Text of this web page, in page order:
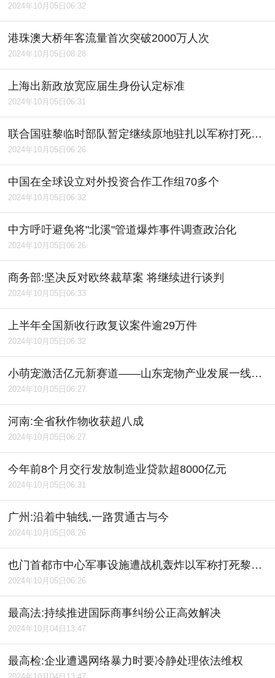
2024年10月05日06:32
港珠澳大桥年客流量首次突破2000万人次
2024年10月05日08:28
上海出新政放宽应届生身份认定标准
2024年10月05日06:31
联合国驻黎临时部队暂定继续原地驻扎以军称打死黎真主党通信网络负责人
2024年10月05日06:26
中国在全球设立对外投资合作工作组70多个
2024年10月05日06:32
中方呼吁避免将"北溪"管道爆炸事件调查政治化
2024年10月05日06:26
商务部:坚决反对欧终裁草案 将继续进行谈判
2024年10月05日06:33
上半年全国新收行政复议案件逾29万件
2024年10月05日06:32
小萌宠激活亿元新赛道――山东宠物产业发展一线见闻
2024年10月05日06:27
河南:全省秋作物收获超八成
2024年10月05日06:27
今年前8个月交行发放制造业贷款超8000亿元
2024年10月05日06:31
广州:沿着中轴线,一路贯通古与今
2024年10月05日08:26
也门首都市中心军事设施遭战机轰炸以军称打死黎真主党通信网络负责人
2024年10月05日06:26
最高法:持续推进国际商事纠纷公正高效解决
2024年10月04日13:47
最高检:企业遭遇网络暴力时要冷静处理依法维权